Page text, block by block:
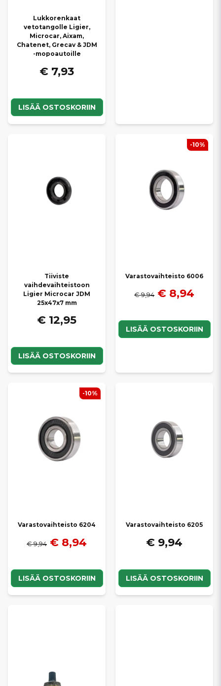
Lukkorenkaat
vetotangolle Ligier,
Microcar, Aixam,
Chatenet, Grecav & JDM
-mopoautoille
€ 7,93
LISÄÄ OSTOSKORIIN
Tiiviste
vaihdevaihteistoon
Ligier Microcar JDM
25x47x7 mm
€ 12,95
LISÄÄ OSTOSKORIIN
Varastovaihteisto 6006
€ 9,94 € 8,94
LISÄÄ OSTOSKORIIN
-10%
Varastovaihteisto 6204
€ 9,94 € 8,94
LISÄÄ OSTOSKORIIN
-10%
Varastovaihteisto 6205
€ 9,94
LISÄÄ OSTOSKORIIN